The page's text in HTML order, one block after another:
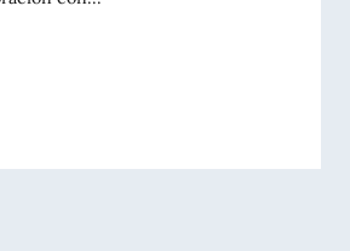
Franco Battiato": inauguración en Madrid de la